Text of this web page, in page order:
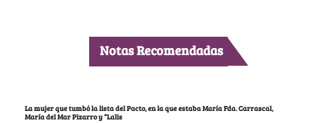
Notas Recomendadas
La mujer que tumbó la lista del Pacto, en la que estaba María Fda. Carrascal,
María del Mar Pizarro y “Lalis